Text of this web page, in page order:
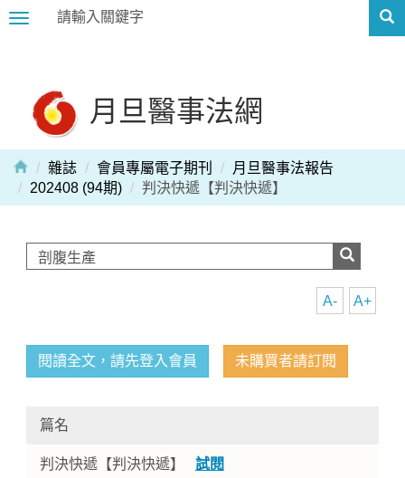
Toggle
月旦醫事法網
雜誌 會員專屬電子期刊
月旦醫事法報告
202408 (94期)
判決快遞【判決快遞】
A+
A-
閱讀全文，請先登入會員 未購買者請訂閱
篇名
判決快遞【判決快遞】 試閱